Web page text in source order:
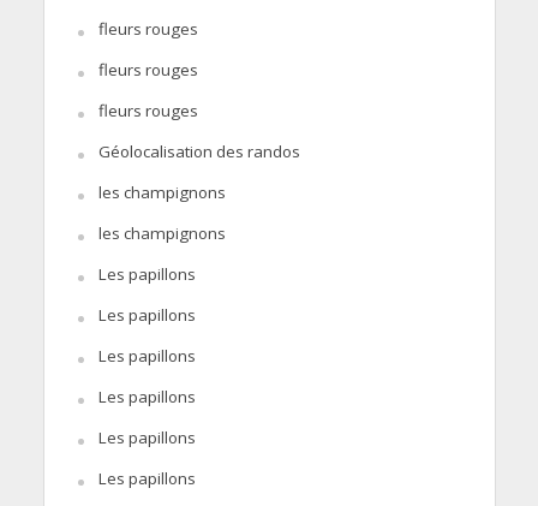
fleurs rouges
fleurs rouges
fleurs rouges
Géolocalisation des randos
les champignons
les champignons
Les papillons
Les papillons
Les papillons
Les papillons
Les papillons
Les papillons